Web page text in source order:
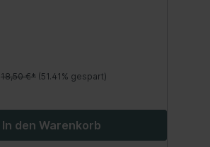
18,50 €* (51.41% gespart)
In den Warenkorb